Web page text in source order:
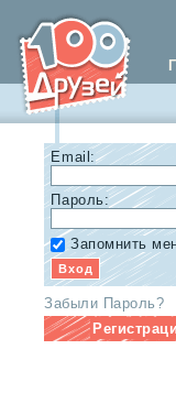
Email:
Пароль:
Запомнить
Забыли Пароль?